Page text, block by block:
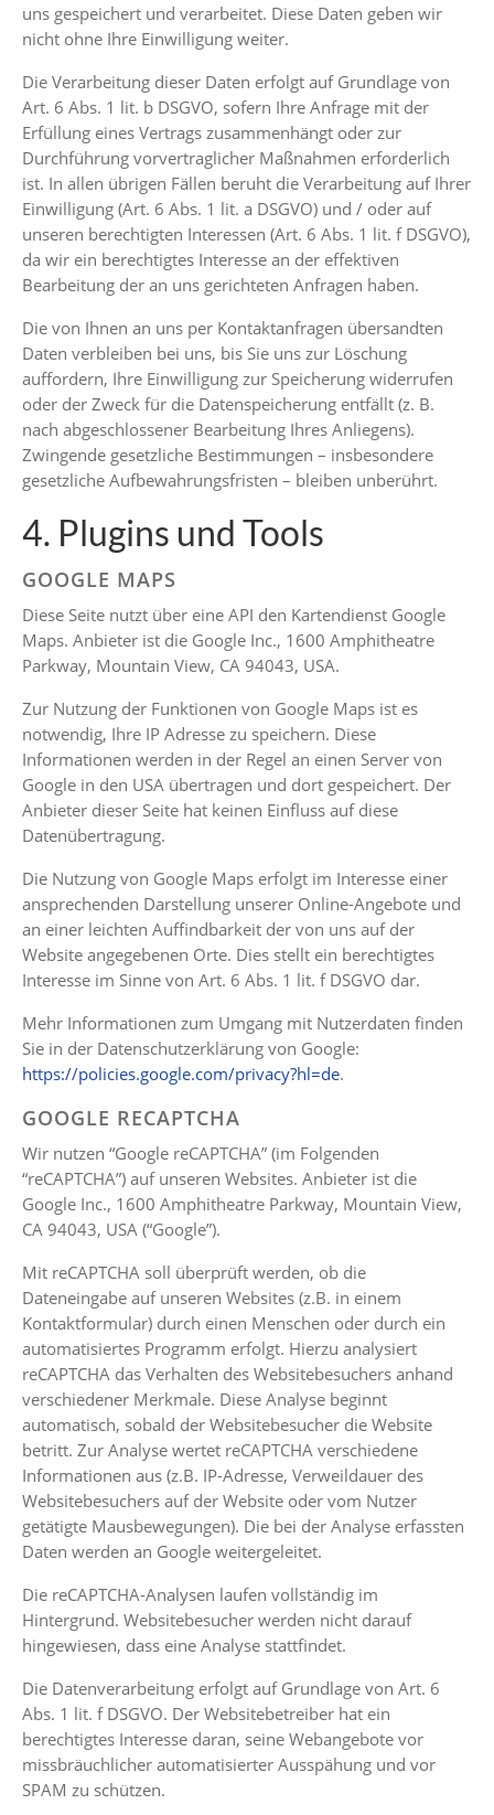
uns gespeichert und verarbeitet. Diese Daten geben wir
nicht ohne Ihre Einwilligung weiter.
Die Verarbeitung dieser Daten erfolgt auf Grundlage von
Art. 6 Abs. 1 lit. b DSGVO, sofern Ihre Anfrage mit der
Erfüllung eines Vertrags zusammenhängt oder zur
Durchführung vorvertraglicher Maßnahmen erforderlich
ist. In allen übrigen Fällen beruht die Verarbeitung auf Ihrer
Einwilligung (Art. 6 Abs. 1 lit. a DSGVO) und / oder auf
unseren berechtigten Interessen (Art. 6 Abs. 1 lit. f DSGVO),
da wir ein berechtigtes Interesse an der effektiven
Bearbeitung der an uns gerichteten Anfragen haben.
Die von Ihnen an uns per Kontaktanfragen übersandten
Daten verbleiben bei uns, bis Sie uns zur Löschung
auffordern, Ihre Einwilligung zur Speicherung widerrufen
oder der Zweck für die Datenspeicherung entfällt (z. B.
nach abgeschlossener Bearbeitung Ihres Anliegens).
Zwingende gesetzliche Bestimmungen – insbesondere
gesetzliche Aufbewahrungsfristen – bleiben unberührt.
4. Plugins und Tools
GOOGLE MAPS
Diese Seite nutzt über eine API den Kartendienst Google
Maps. Anbieter ist die Google Inc., 1600 Amphitheatre
Parkway, Mountain View, CA 94043, USA.
Zur Nutzung der Funktionen von Google Maps ist es
notwendig, Ihre IP Adresse zu speichern. Diese
Informationen werden in der Regel an einen Server von
Google in den USA übertragen und dort gespeichert. Der
Anbieter dieser Seite hat keinen Einfluss auf diese
Datenübertragung.
Die Nutzung von Google Maps erfolgt im Interesse einer
ansprechenden Darstellung unserer Online-Angebote und
an einer leichten Auffindbarkeit der von uns auf der
Website angegebenen Orte. Dies stellt ein berechtigtes
Interesse im Sinne von Art. 6 Abs. 1 lit. f DSGVO dar.
Mehr Informationen zum Umgang mit Nutzerdaten finden
Sie in der Datenschutzerklärung von Google:
https://policies.google.com/privacy?hl=de.
GOOGLE RECAPTCHA
Wir nutzen “Google reCAPTCHA” (im Folgenden
“reCAPTCHA”) auf unseren Websites. Anbieter ist die
Google Inc., 1600 Amphitheatre Parkway, Mountain View,
CA 94043, USA (“Google”).
Mit reCAPTCHA soll überprüft werden, ob die
Dateneingabe auf unseren Websites (z.B. in einem
Kontaktformular) durch einen Menschen oder durch ein
automatisiertes Programm erfolgt. Hierzu analysiert
reCAPTCHA das Verhalten des Websitebesuchers anhand
verschiedener Merkmale. Diese Analyse beginnt
automatisch, sobald der Websitebesucher die Website
betritt. Zur Analyse wertet reCAPTCHA verschiedene
Informationen aus (z.B. IP-Adresse, Verweildauer des
Websitebesuchers auf der Website oder vom Nutzer
getätigte Mausbewegungen). Die bei der Analyse erfassten
Daten werden an Google weitergeleitet.
Die reCAPTCHA-Analysen laufen vollständig im
Hintergrund. Websitebesucher werden nicht darauf
hingewiesen, dass eine Analyse stattfindet.
Die Datenverarbeitung erfolgt auf Grundlage von Art. 6
Abs. 1 lit. f DSGVO. Der Websitebetreiber hat ein
berechtigtes Interesse daran, seine Webangebote vor
missbräuchlicher automatisierter Ausspähung und vor
SPAM zu schützen.